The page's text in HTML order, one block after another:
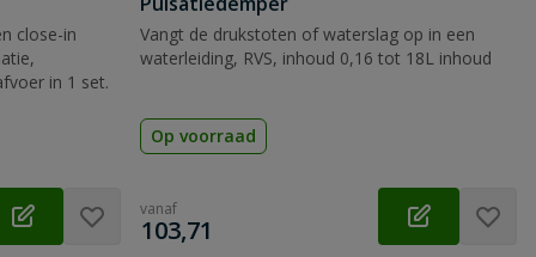
close-in
in 1 set.
Vangt de drukstoten of waterslag op in een
waterleiding, RVS, inhoud 0,16 tot 18L inhoud
Op voorraad
vanaf
€
103,71